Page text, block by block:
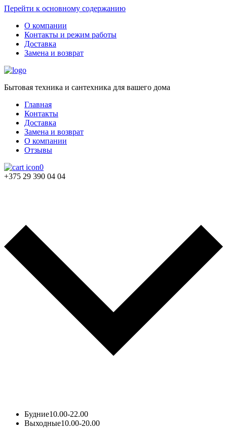
Перейти к основному содержанию
О компании
Контакты и режим работы
Доставка
Замена и возврат
Бытовая техника и сантехника для вашего дома
Главная
Контакты
Доставка
Замена и возврат
О компании
Отзывы
0
+375 29 390 04 04
Будние10.00-22.00
Выходные10.00-20.00